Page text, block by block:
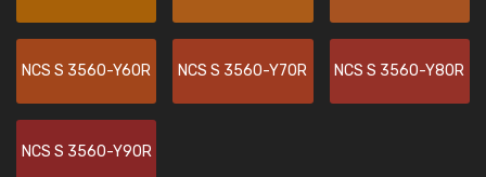
NCS S 3560-Y60R NCS S 3560-Y70R NCS S 3560-Y80R
NCS S 3560-Y90R